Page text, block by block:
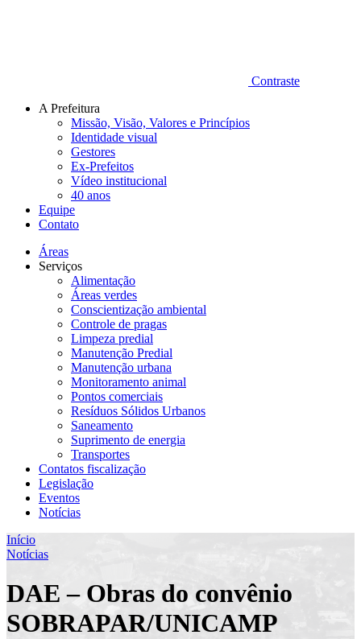
Contraste
A Prefeitura
Missão, Visão, Valores e Princípios
Identidade visual
Gestores
Ex-Prefeitos
Vídeo institucional
40 anos
Equipe
Contato
Áreas
Serviços
Alimentação
Áreas verdes
Conscientização ambiental
Controle de pragas
Limpeza predial
Manutenção Predial
Manutenção urbana
Monitoramento animal
Pontos comerciais
Resíduos Sólidos Urbanos
Saneamento
Suprimento de energia
Transportes
Contatos fiscalização
Legislação
Eventos
Notícias
Início
Notícias
DAE – Obras do convênio
SOBRAPAR/UNICAMP